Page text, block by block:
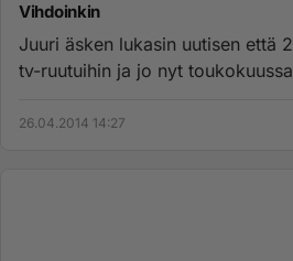
Vihdoinkin
Juuri äsken lukasin uutisen että
tv-ruutuihin ja jo nyt
26.04.2014 14:27